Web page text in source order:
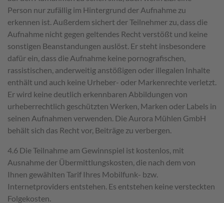
Person nur zufällig im Hintergrund der Aufnahme zu
erkennen ist. Außerdem sichert der Teilnehmer zu, dass die
Aufnahme nicht gegen geltendes Recht verstößt und keine
sonstigen Beanstandungen auslöst. Er steht insbesondere
dafür ein, dass die Aufnahme keine pornografischen,
rassistischen, anderweitig anstößigen oder illegalen Inhalte
enthält und auch keine Urheber- oder Markenrechte verletzt.
Er wird keine deutlich erkennbaren Abbildungen von
urheberrechtlich geschützten Werken, Marken oder Labels in
seinen Aufnahmen verwenden. Die Aurora Mühlen GmbH
behält sich das Recht vor, Beiträge zu verbergen.
4.6 Die Teilnahme am Gewinnspiel ist kostenlos, mit
Ausnahme der Übermittlungskosten, die nach dem von
Ihnen gewählten Tarif Ihres Mobilfunk- bzw.
Internetproviders entstehen. Es entstehen keine versteckten
Folgekosten.